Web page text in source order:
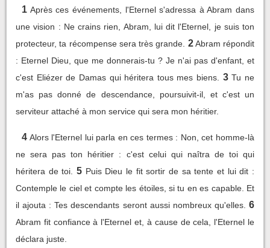
1 Après ces événements, l'Eternel s'adressa à Abram dans
une vision : Ne crains rien, Abram, lui dit l'Eternel, je suis ton
protecteur, ta récompense sera très grande. 2 Abram répondit
: Eternel Dieu, que me donnerais-tu ? Je n'ai pas d'enfant, et
c'est Eliézer de Damas qui héritera tous mes biens.
3 Tu ne
m'as pas donné de descendance, poursuivit-il, et c'est un
serviteur attaché à mon service qui sera mon héritier.
4 Alors l'Eternel lui parla en ces termes : Non, cet homme-là
ne sera pas ton héritier : c'est celui qui naîtra de toi qui
héritera de toi.
5 Puis Dieu le fit sortir de sa tente et lui dit :
Contemple le ciel et compte les étoiles, si tu en es capable. Et
il ajouta : Tes descendants seront aussi nombreux qu'elles. 6
Abram fit confiance à l'Eternel et, à cause de cela, l'Eternel le
déclara juste.